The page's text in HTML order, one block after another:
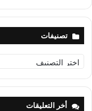
تصنيفات
تصنيفات
أخر التعليقات